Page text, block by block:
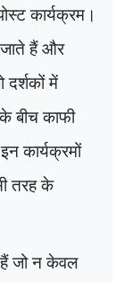
कार्यक्रम।
जाते हैं और
दर्शकों में
बीच काफी
कार्यक्रमों
तरह के
हैं जो न केवल